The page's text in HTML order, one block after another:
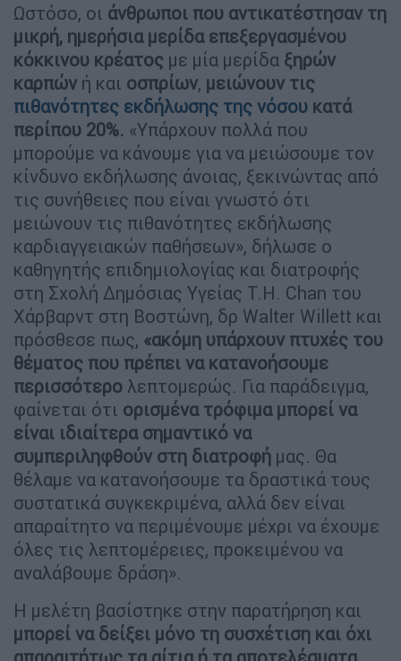
Ωστόσο, οι άνθρωποι που αντικατέστησαν τη
μικρή, ημερήσια μερίδα επεξεργασμένου
κόκκινου κρέατος με μία μερίδα ξηρών
καρπών ή και οσπρίων, μειώνουν τις
πιθανότητες εκδήλωσης της νόσου κατά
περίπου 20%. «Υπάρχουν πολλά που
μπορούμε να κάνουμε για να μειώσουμε τον
κίνδυνο εκδήλωσης άνοιας, ξεκινώντας από
τις συνήθειες που είναι γνωστό ότι
μειώνουν τις πιθανότητες εκδήλωσης
καρδιαγγειακών παθήσεων», δήλωσε ο
καθηγητής επιδημιολογίας και διατροφής
στη Σχολή Δημόσιας Υγείας T.H. Chan του
Χάρβαρντ στη Βοστώνη, δρ Walter Willett και
πρόσθεσε πως, «ακόμη υπάρχουν πτυχές του
θέματος που πρέπει να κατανοήσουμε
περισσότερο λεπτομερώς. Για παράδειγμα,
φαίνεται ότι ορισμένα τρόφιμα μπορεί να
είναι ιδιαίτερα σημαντικό να
συμπεριληφθούν στη διατροφή μας. Θα
θέλαμε να κατανοήσουμε τα δραστικά τους
συστατικά συγκεκριμένα, αλλά δεν είναι
απαραίτητο να περιμένουμε μέχρι να έχουμε
όλες τις λεπτομέρειες, προκειμένου να
αναλάβουμε δράση».
Η μελέτη βασίστηκε στην παρατήρηση και
μπορεί να δείξει μόνο τη συσχέτιση και όχι